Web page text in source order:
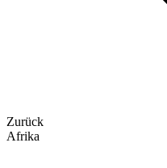
Zurück
Afrika